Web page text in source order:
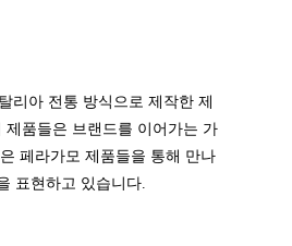
리아 전통 방식으로 제작한 제
품들은 브랜드를 이어가는 가
페라가모 제품들을 통해 만나
표현하고 있습니다.